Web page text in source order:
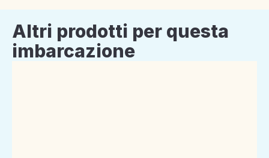
Altri prodotti per questa
imbarcazione